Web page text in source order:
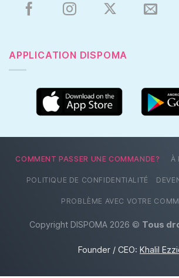
APPLICATION DISPOMA
COMMENT PASSER UNE COMMANDE? À
POLITIQUE DE CONFIDENTIALITÉ
PROBLÈME AVEC VOTRE
Copyright DISPOMA 2026 © Tous
Founder / CEO: Khalil